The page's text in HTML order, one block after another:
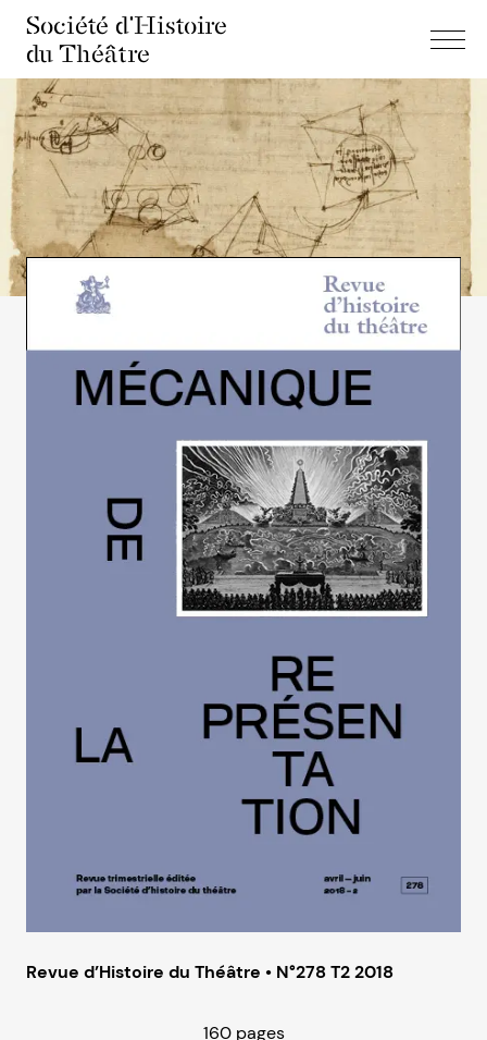
Société d'Histoire
du Théâtre
Revue d’Histoire du Théâtre • N°278 T2 2018
160 pages